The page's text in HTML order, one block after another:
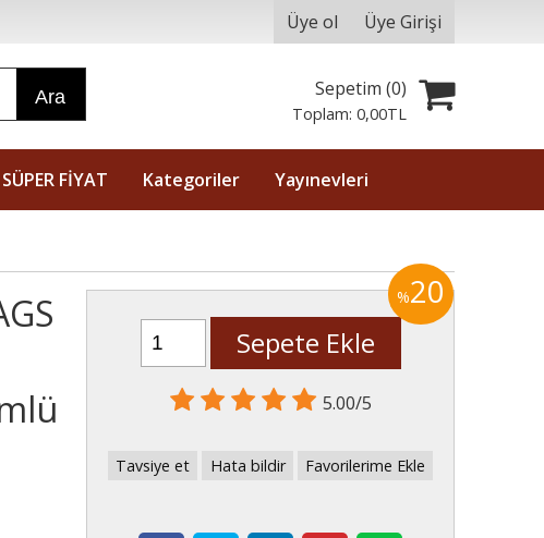
Üye ol Üye Girişi
Ara Sepetim (0)
Toplam:0,00TL
SÜPER FİYAT Kategoriler Yayınevleri
%20
Sepete Ekle
5.00/5
Tavsiye et Hata bildir Favorilerime Ekle